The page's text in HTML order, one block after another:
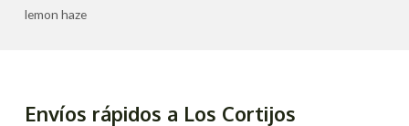
lemon haze
Envíos rápidos a Los Cortijos